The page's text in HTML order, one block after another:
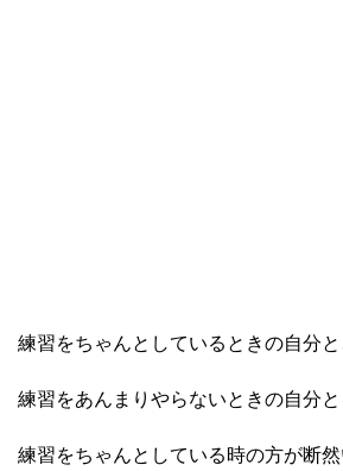
練習をちゃんとしているときの自分と
練習をあんまりやらないときの自分と
練習をちゃんとしている時の方が断然